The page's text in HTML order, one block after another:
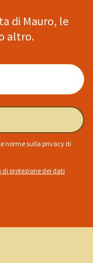
di Mauro, le
altro.
norme sulla privacy di
protezione dei dati